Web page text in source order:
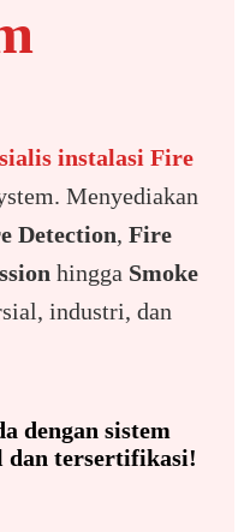
instalasi Fire
Menyediakan
Detection, Fire
hingga Smoke
industri, dan
dengan sistem
dan tersertifikasi!